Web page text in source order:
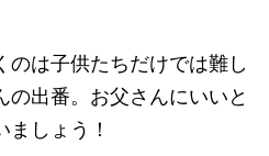
のは子供たちだけでは難し
の出番。お父さんにいいと
しょう！